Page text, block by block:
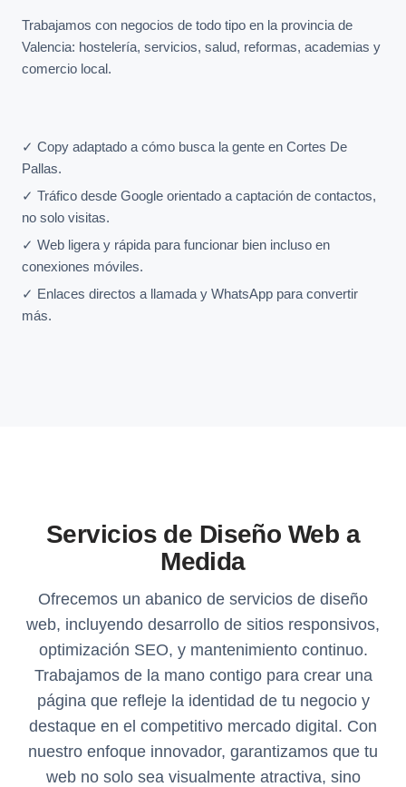
Trabajamos con negocios de todo tipo en la provincia de
Valencia: hostelería, servicios, salud, reformas, academias y
comercio local.
✓ Copy adaptado a cómo busca la gente en Cortes De
Pallas.
✓ Tráfico desde Google orientado a captación de contactos,
no solo visitas.
✓ Web ligera y rápida para funcionar bien incluso en
conexiones móviles.
✓ Enlaces directos a llamada y WhatsApp para convertir
más.
Servicios de Diseño Web a
Medida
Ofrecemos un abanico de servicios de diseño
web, incluyendo desarrollo de sitios responsivos,
optimización SEO, y mantenimiento continuo.
Trabajamos de la mano contigo para crear una
página que refleje la identidad de tu negocio y
destaque en el competitivo mercado digital. Con
nuestro enfoque innovador, garantizamos que tu
web no solo sea visualmente atractiva, sino